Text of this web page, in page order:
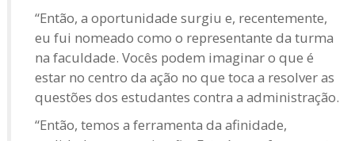
“Então, a oportunidade surgiu e, recentemente,
eu fui nomeado como o representante da turma
na faculdade. Vocês podem imaginar o que é
estar no centro da ação no que toca a resolver as
questões dos estudantes contra a administração.
“Então, temos a ferramenta da afinidade,